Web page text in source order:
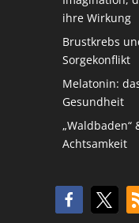
ihre Wirkung
Brustkrebs
Sorgekonflikt
Melatonin:
Gesundheit
„Waldbaden“
Achtsamkeit